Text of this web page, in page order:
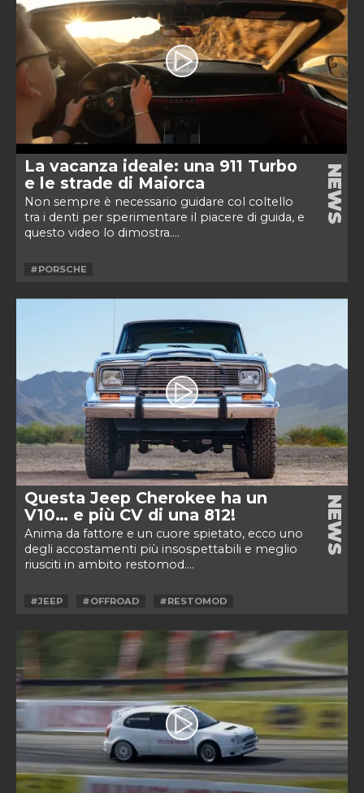
La vacanza ideale: una 911 Turbo
e le strade di Maiorca
Non sempre è necessario guidare col coltello
tra i denti per sperimentare il piacere di guida, e
questo video lo dimostra....
NEWS
#PORSCHE
Questa Jeep Cherokee ha un
V10… e più CV di una 812!
Anima da fattore e un cuore spietato, ecco uno
degli accostamenti più insospettabili e meglio
riusciti in ambito restomod....
NEWS
#JEEP #OFFROAD #RESTOMOD